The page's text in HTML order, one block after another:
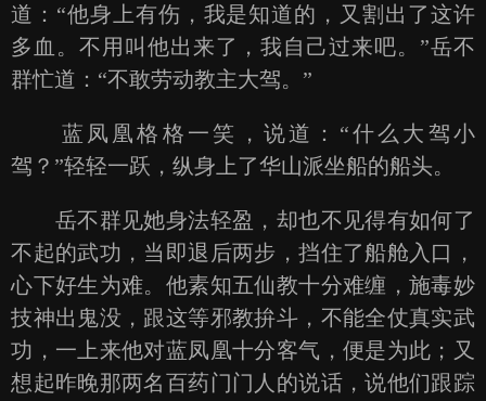
道：“他身上有伤，我是知道的，又割出了这许
多血。不用叫他出来了，我自己过来吧。”岳不
群忙道：“不敢劳动教主大驾。”
蓝凤凰格格一笑，说道：“什么大驾小
驾？”轻轻一跃，纵身上了华山派坐船的船头。
岳不群见她身法轻盈，却也不见得有如何了
不起的武功，当即退后两步，挡住了船舱入口，
心下好生为难。他素知五仙教十分难缠，施毒妙
技神出鬼没，跟这等邪教拚斗，不能全仗真实武
功，一上来他对蓝凤凰十分客气，便是为此；又
想起昨晚那两名百药门门人的说话，说他们跟踪